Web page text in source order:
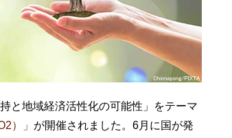
と地域経済活性化の可能性」をテーマ
）」 が開催されました。6月に国が発